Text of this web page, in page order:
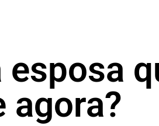
esposa
agora?